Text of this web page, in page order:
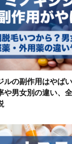
ルの副作用はやば
や男女別の違い、